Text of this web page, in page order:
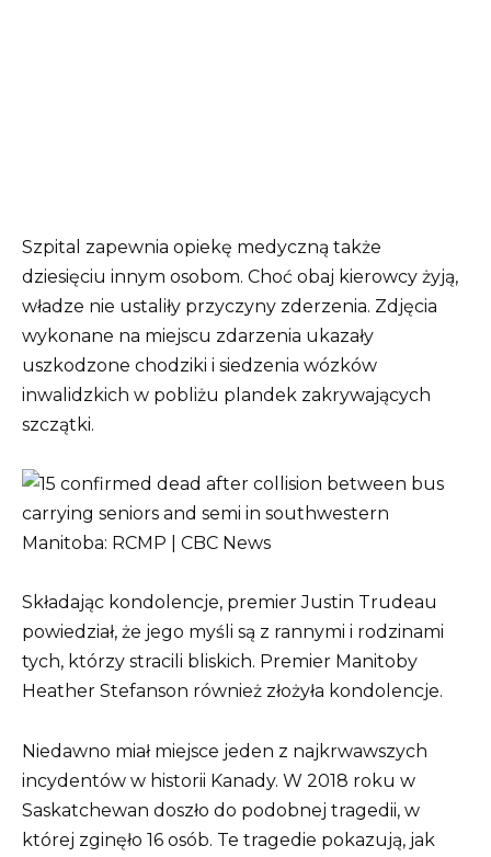
Szpital zapewnia opiekę medyczną także
dziesięciu innym osobom. Choć obaj kierowcy żyją,
władze nie ustaliły przyczyny zderzenia. Zdjęcia
wykonane na miejscu zdarzenia ukazały
uszkodzone chodziki i siedzenia wózków
inwalidzkich w pobliżu plandek zakrywających
szczątki.
Składając kondolencje, premier Justin Trudeau
powiedział, że jego myśli są z rannymi i rodzinami
tych, którzy stracili bliskich. Premier Manitoby
Heather Stefanson również złożyła kondolencje.
Niedawno miał miejsce jeden z najkrwawszych
incydentów w historii Kanady. W 2018 roku w
Saskatchewan doszło do podobnej tragedii, w
której zginęło 16 osób. Te tragedie pokazują, jak